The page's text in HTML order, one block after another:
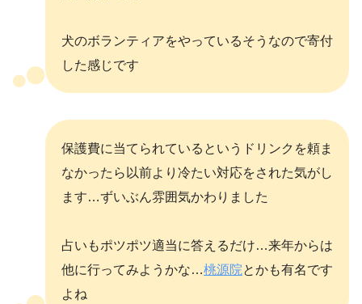
犬のボランティアをやっているそうなので寄付
した感じです
保護費に当てられているというドリンクを頼ま
なかったら以前より冷たい対応をされた気がし
ます…ずいぶん雰囲気かわりました
占いもポツポツ適当に答えるだけ…来年からは
他に行ってみようかな…桃源院とかも有名です
よね